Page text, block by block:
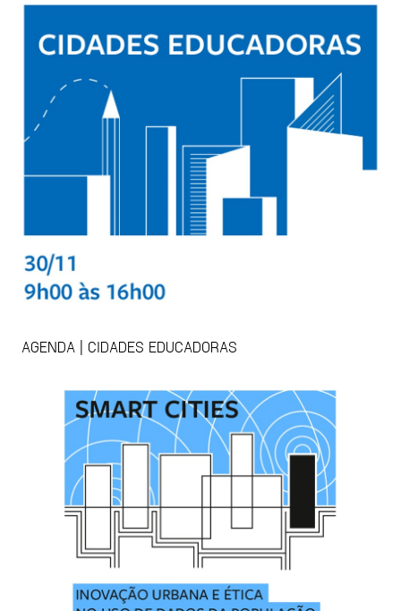
AGENDA | CIDADES EDUCADORAS